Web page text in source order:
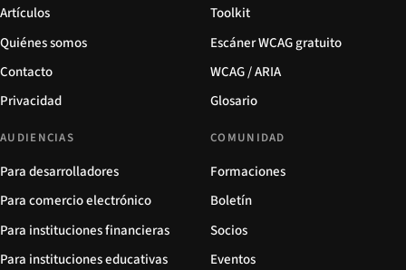
Artículos
Quiénes somos
Contacto
Privacidad
Toolkit
Escáner WCAG gratuito
WCAG / ARIA
Glosario
AUDIENCIAS
Para desarrolladores
Para comercio electrónico
Para instituciones financieras
Para instituciones educativas
COMUNIDAD
Formaciones
Boletín
Socios
Eventos